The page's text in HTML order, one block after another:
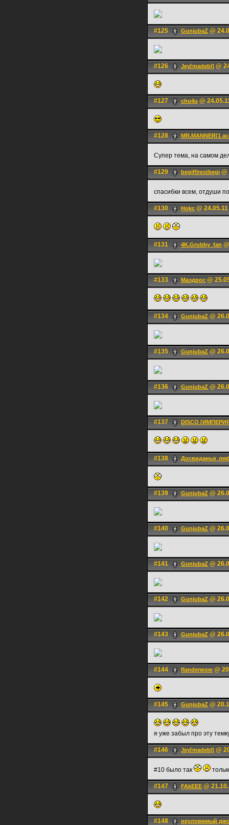
#125 GunjubaZ @
#126 Jey[madebl] @
#127 chu4u @
#128 MR.MANNER[1
Супер тема, на самом
#129 begif0restbegi @
спасибки всем, отдуши
#130 Hokc @
#131 4K.Grubby_fan
#133 Маэдрос @
#134 GunjubaZ @
#135 GunjubaZ @
#136 GunjubaZ @
#137 DISCO
#138
#139 GunjubaZ @
#140 GunjubaZ @
#141 GunjubaZ @
#142 GunjubaZ @
#143 GunjubaZ @
#144 flanderwow @
#145 GunjubaZ @
я уже забыл про эту
#146 Jey[madebl] @
#10 было так
#147 FAkEEE @
#148 неуловимый